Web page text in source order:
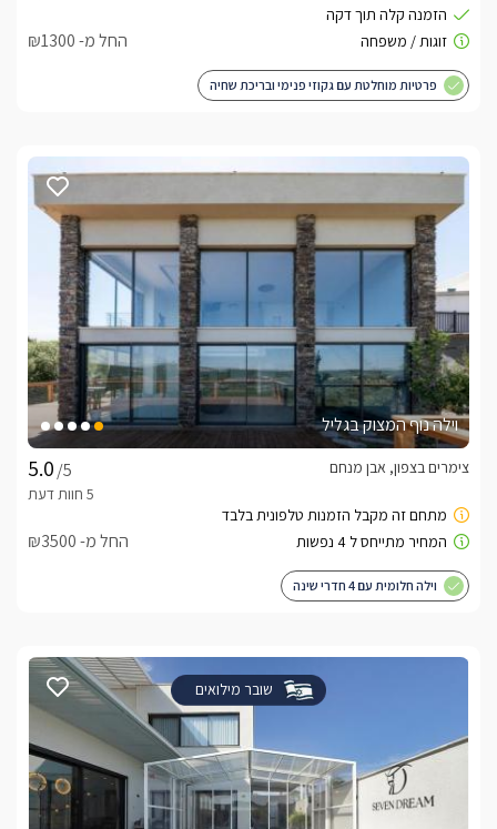
החל מ- ₪1300
פרטיות מוחלטת עם גקוזי פנימי ובריכת שחיה
וילה נוף המצוק בגליל
/5
צימרים בצפון, אבן מנחם
החל מ- ₪3500
וילה חלומית עם 4 חדרי שינה
שובר מילואים